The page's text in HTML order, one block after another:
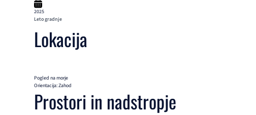
2025
Leto gradnje
Lokacija
Pogled na morje
Orientacija: Zahod
Prostori in nadstropje